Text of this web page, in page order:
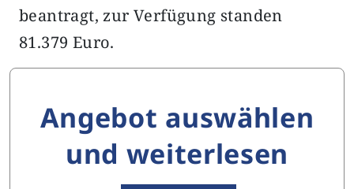
beantragt, zur Verfügung standen
81.379 Euro.
Angebot auswählen
und weiterlesen